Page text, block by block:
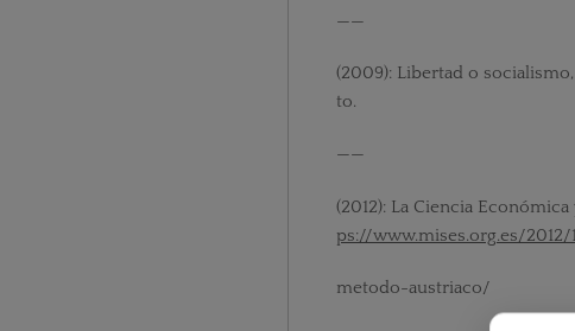
——
(2009): Libertad o
to.
——
(2012): La Ciencia
ps://www.mises.org.es/
metodo-austriaco/